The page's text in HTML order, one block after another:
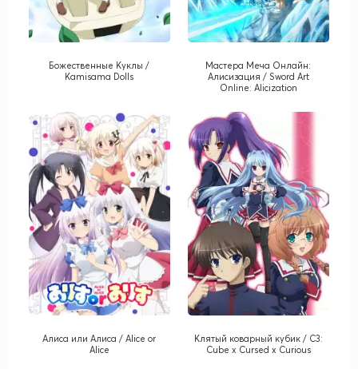
Божественные Куклы /
Kamisama Dolls
Мастера Меча Онлайн:
Алисизация / Sword Art
Online: Alicization
Алиса или Алиса / Alice or
Alice
Клятый коварный кубик / C3:
Cube x Cursed x Curious